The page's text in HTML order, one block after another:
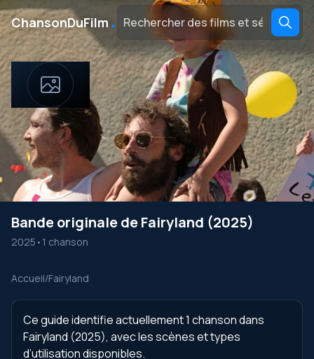
ChansonDuFilm ․
Bande originale de Fairyland (2025)
2025 • 1 chanson
Accueil/Fairyland
Ce guide identifie actuellement 1 chanson dans
Fairyland (2025), avec les scènes et types
d’utilisation disponibles.